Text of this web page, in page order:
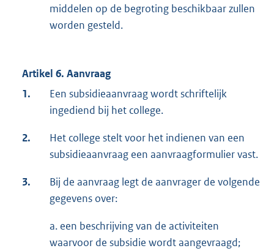
middelen op de begroting beschikbaar zullen
worden gesteld.
Artikel 6. Aanvraag
1.
Een subsidieaanvraag wordt schriftelijk
ingediend bij het college.
2.
Het college stelt voor het indienen van een
subsidieaanvraag een aanvraagformulier vast.
3.
Bij de aanvraag legt de aanvrager de volgende
gegevens over:
a. een beschrijving van de activiteiten
waarvoor de subsidie wordt aangevraagd;